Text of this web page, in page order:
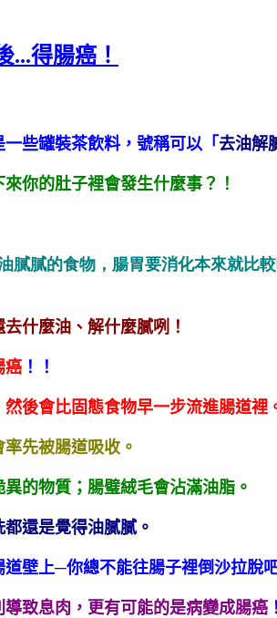
...得腸癌！
些罐裝茶飲料，號稱可以「 去油解
你的肚子裡會發生什麼事？！
膩膩的食物，腸胃要消化本來就比
什麼油、解什麼膩咧！
癌 ！！
後會比固態食物早一步流進腸道裡
先被腸道吸收。
的物質；腸璧絨毛會沾滿油脂。
還是覺得油膩膩。
壁上─你總不能往腸子裡倒沙拉脫
致息肉，更有可能的是病變成腸癌